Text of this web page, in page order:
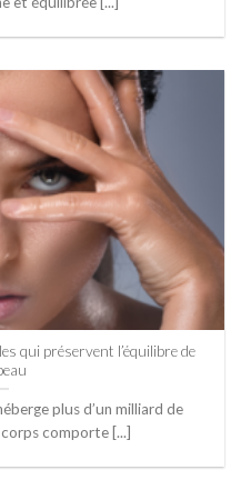
qui préservent l’équilibre de
plus d’un milliard de
comporte [...]